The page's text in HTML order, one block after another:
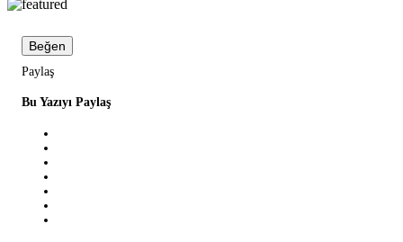
Beğen
Paylaş
Bu Yazıyı Paylaş